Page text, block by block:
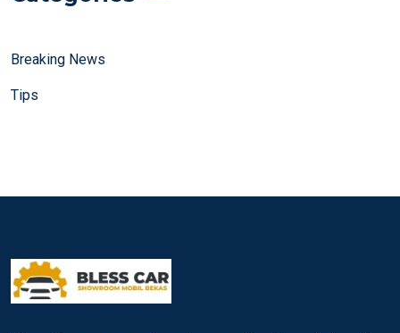
Breaking News
Tips